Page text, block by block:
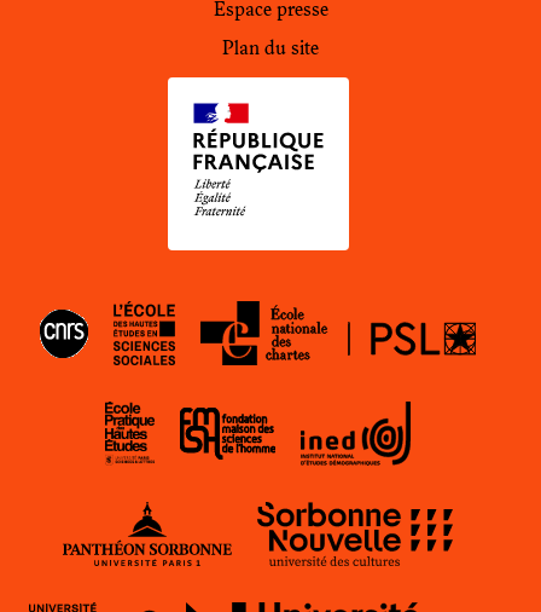
Espace presse
Plan du site
CNRS EHESS ENC
EPHE FMSH
Paris
1